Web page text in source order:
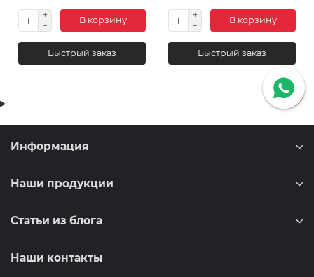
В корзину
Быстрый заказ
В корзину
Быстрый заказ
Информация
Наши продукции
Статьи из блога
Наши контакты